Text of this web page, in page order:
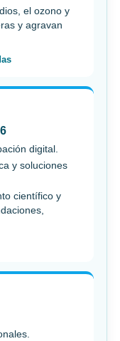
el ozono y
y agravan
digital.
y soluciones
científico y